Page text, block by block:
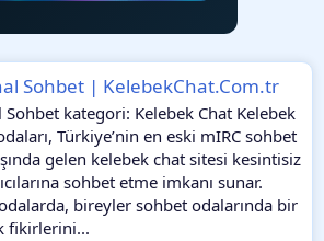
Sohbet | KelebekChat.Com.tr
Sohbet kategori: Kelebek Chat Kelebek
Türkiye’nin en eski mIRC sohbet
gelen kelebek chat sitesi kesintisiz
sohbet etme imkanı sunar.
bireyler sohbet odalarında bir
fikirlerini...